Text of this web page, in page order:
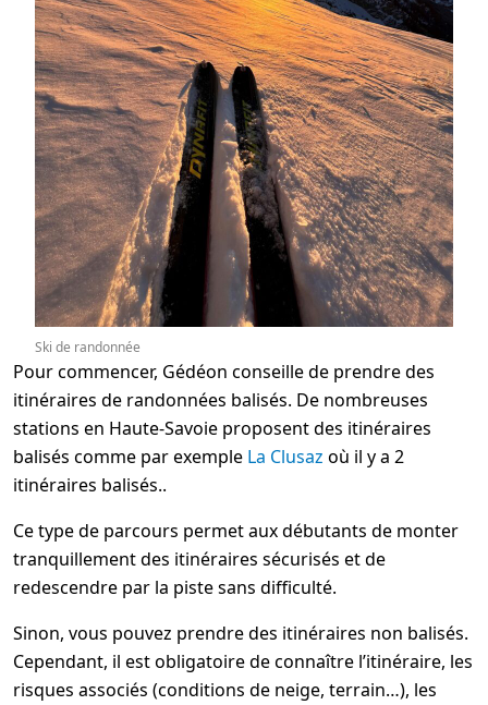
Ski de randonnée
Pour commencer, Gédéon conseille de prendre des
itinéraires de randonnées balisés. De nombreuses
stations en Haute-Savoie proposent des itinéraires
balisés comme par exemple La Clusaz où il y a 2
itinéraires balisés..
Ce type de parcours permet aux débutants de monter
tranquillement des itinéraires sécurisés et de
redescendre par la piste sans difficulté.
Sinon, vous pouvez prendre des itinéraires non balisés.
Cependant, il est obligatoire de connaître l’itinéraire, les
risques associés (conditions de neige, terrain…), les